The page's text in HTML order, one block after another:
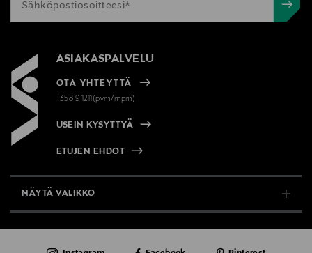
ASIAKASPALVELU
OTA YHTEYTTÄ
+358 9 1211(pvm/mpm)
USEIN KYSYTTYÄ
ETUJEN EHDOT
NÄYTÄ VALIKKO